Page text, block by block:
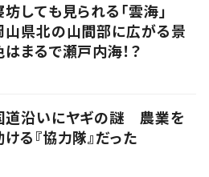
坊しても見られる「雲海」
山県北の山間部に広がる景
はまるで瀬戸内海！？
道沿いにヤギの謎 農業を
る『協力隊』だった